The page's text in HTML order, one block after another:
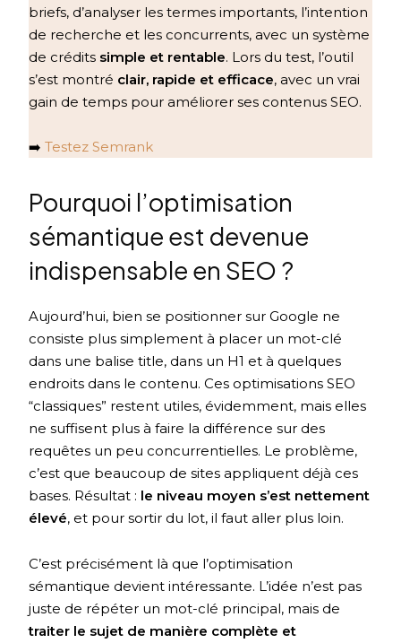
briefs, d’analyser les termes importants, l’intention
de recherche et les concurrents, avec un système
de crédits simple et rentable. Lors du test, l’outil
s’est montré clair, rapide et efficace, avec un vrai
gain de temps pour améliorer ses contenus SEO.
➡️Testez Semrank
Pourquoi l’optimisation
sémantique est devenue
indispensable en SEO ?
Aujourd’hui, bien se positionner sur Google ne
consiste plus simplement à placer un mot-clé
dans une balise title, dans un H1 et à quelques
endroits dans le contenu. Ces optimisations SEO
“classiques” restent utiles, évidemment, mais elles
ne suffisent plus à faire la différence sur des
requêtes un peu concurrentielles. Le problème,
c’est que beaucoup de sites appliquent déjà ces
bases. Résultat : le niveau moyen s’est nettement
élevé, et pour sortir du lot, il faut aller plus loin.
C’est précisément là que l’optimisation
sémantique devient intéressante. L’idée n’est pas
juste de répéter un mot-clé principal, mais de
traiter le sujet de manière complète et